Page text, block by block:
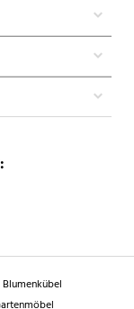
Blumenkübel